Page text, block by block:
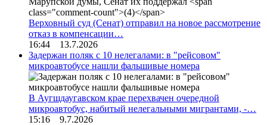
Верховный суд (Сенат) отправил на новое рассмотрение
отказ в компенсации…
16:44 13.7.2026
Задержан поляк с 10 нелегалами: в "рейсовом"
микроавтобусе нашли фальшивые номера
В Аугшдаугавском крае перехвачен очередной
микроавтобус, набитый нелегальными мигрантами, -…
15:16 9.7.2026